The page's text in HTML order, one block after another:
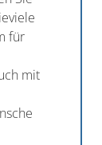
für
mit